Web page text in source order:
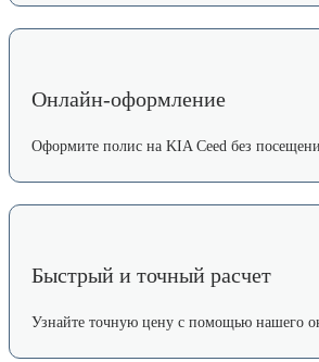
Онлайн-оформление
Оформите полис на KIA Ceed без
Быстрый и точный расчет
Узнайте точную цену с помощью нашего